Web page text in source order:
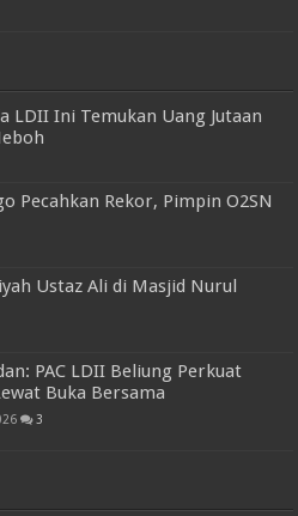
LDII Ini Temukan Uang Jutaan
Pecahkan Rekor, Pimpin O2SN
Ustaz Ali di Masjid Nurul
PAC LDII Beliung Perkuat
Buka Bersama
3